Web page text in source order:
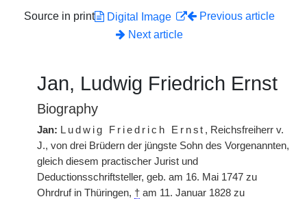
Source in print
Digital Image
Previous article
Next article
Jan, Ludwig Friedrich Ernst
Biography
Jan: Ludwig Friedrich Ernst , Reichsfreiherr v.
J., von drei Brüdern der jüngste Sohn des Vorgenannten,
gleich diesem practischer Jurist und
Deductionsschriftsteller, geb. am 16. Mai 1747 zu
Ohrdruf in Thüringen, † am 11. Januar 1828 zu